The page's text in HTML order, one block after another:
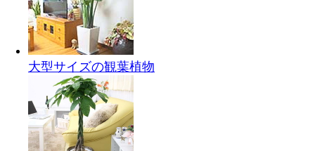
大型サイズの観葉植物